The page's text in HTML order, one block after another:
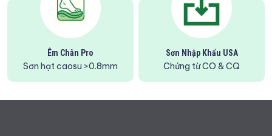
Êm Chân Pro
Sơn hạt caosu >0.8mm
Sơn Nhập Khẩu USA
Chứng từ CO & CQ